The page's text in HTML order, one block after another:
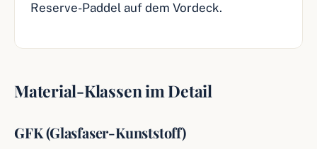
Reserve-Paddel auf dem Vordeck.
Material-Klassen im Detail
GFK (Glasfaser-Kunststoff)